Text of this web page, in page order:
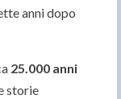
anni dopo
25.000 anni
storie